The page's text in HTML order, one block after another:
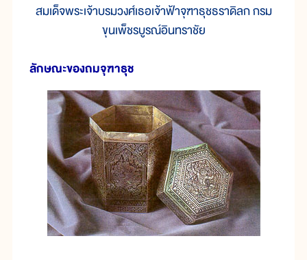
สมเด็จพระเจ้าบรมวงศ์เธอเจ้าฟ้าจุฑาธุชธราดิลก กรม
ขุนเพ็ชรบูรณ์อินทราชัย
ลักษณะของถมจุฑาธุช